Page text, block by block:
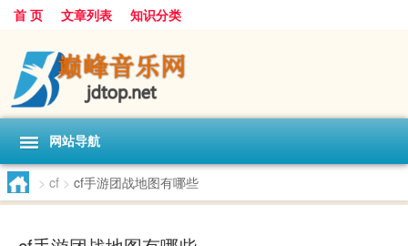
首 页 文章列表 知识分类
网站导航
> cf > cf手游团战地图有哪些